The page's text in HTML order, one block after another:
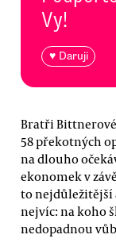
Vy!
♥ Daruji
Bratři
58 překotných
na dlouho
ekonomek v
to nejdůležitější
nejvíc: na koho
nedopadnou